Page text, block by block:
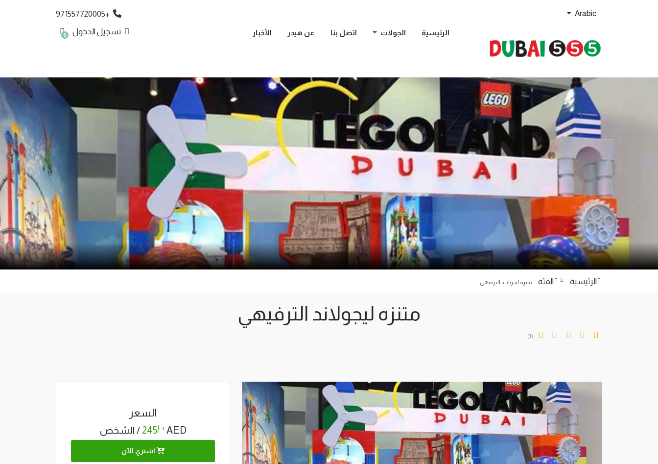
Arabic
+971557720005
الرئيسية الجولات اتصل بنا عن هيدر الأخبار تسجيل الدخول 0
الرئيسية الفئة متنزه ليجولاند الترفيهي
متنزه ليجولاند الترفيهي
(1)
السعر
AED د.إ245 / الشخص
اشتري الآن